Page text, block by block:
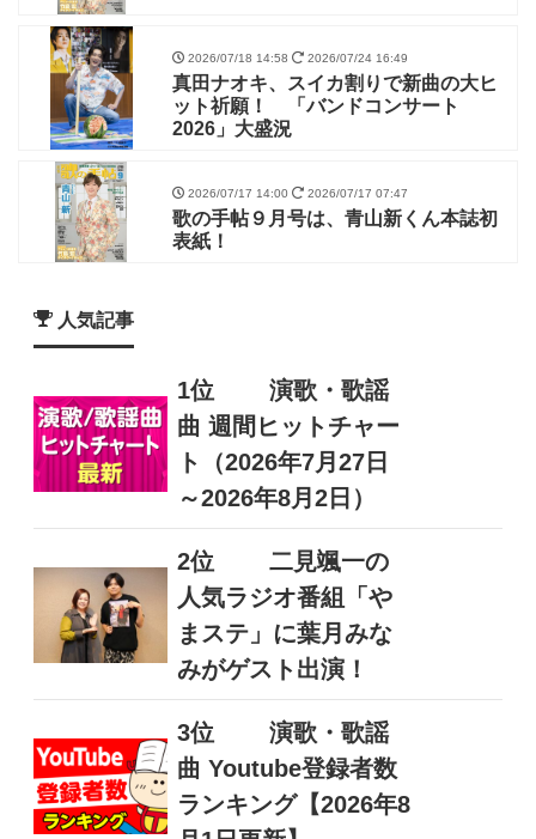
2026/07/18 14:58 2026/07/24 16:49
真田ナオキ、スイカ割りで新曲の大ヒ
ット祈願！ 「バンドコンサート
2026」大盛況
2026/07/17 14:00 2026/07/17 07:47
歌の手帖９月号は、青山新くん本誌初
表紙！
人気記事
1位
演歌・歌謡
曲 週間ヒットチャー
ト（2026年7月27日
～2026年8月2日）
2位
二見颯一の
人気ラジオ番組「や
まステ」に葉月みな
みがゲスト出演！
3位
演歌・歌謡
曲 Youtube登録者数
ランキング【2026年8